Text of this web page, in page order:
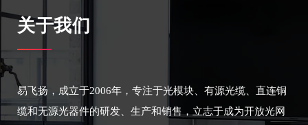
关于我们
易飞扬，成立于2006年，专注于光模块、有源光缆、直连铜
缆和无源光器件的研发、生产和销售，立志于成为开放光网